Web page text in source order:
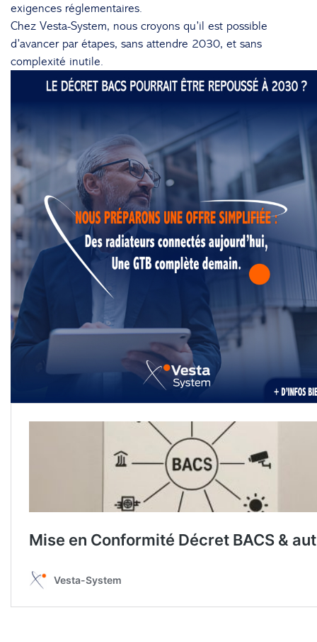
exigences réglementaires.
Chez Vesta-System, nous croyons qu’il est possible
d’avancer par étapes, sans attendre 2030, et sans
complexité inutile.